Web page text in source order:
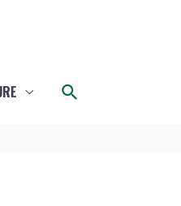
Rechercher